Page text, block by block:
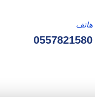
هاتف
0557821580